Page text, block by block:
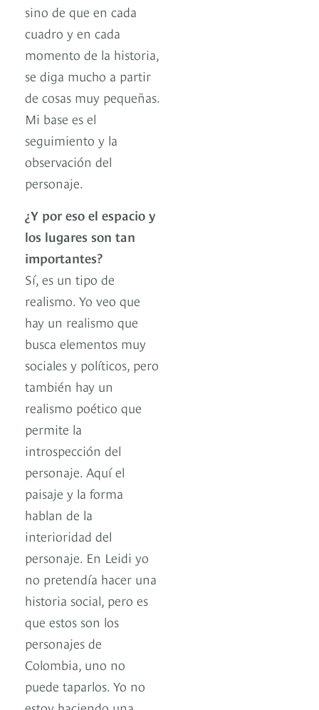
sino de que en cada
cuadro y en cada
momento de la historia,
se diga mucho a partir
de cosas muy pequeñas.
Mi base es el
seguimiento y la
observación del
personaje.
¿Y por eso el espacio y
los lugares son tan
importantes?
Sí, es un tipo de
realismo. Yo veo que
hay un realismo que
busca elementos muy
sociales y políticos, pero
también hay un
realismo poético que
permite la
introspección del
personaje. Aquí el
paisaje y la forma
hablan de la
interioridad del
personaje. En Leidi yo
no pretendía hacer una
historia social, pero es
que estos son los
personajes de
Colombia, uno no
puede taparlos. Yo no